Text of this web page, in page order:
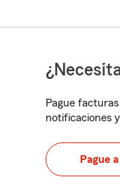
Pague
notificaciones
Pague